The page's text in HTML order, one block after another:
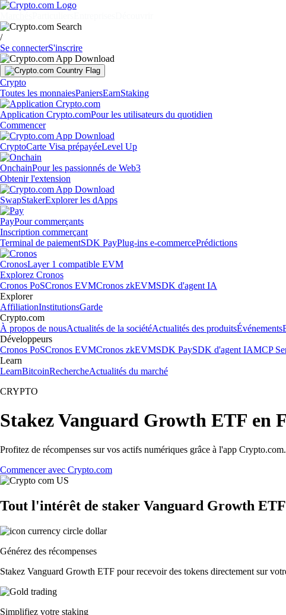
/
Se connecterS'inscrire
Crypto
Toutes les monnaiesPaniersEarnStaking
Application Crypto.comPour les utilisateurs du quotidien
Commencer
CryptoCarte Visa prépayéeLevel Up
OnchainPour les passionnés de Web3
Obtenir l'extension
SwapStakerExplorer les dApps
PayPour commerçants
Inscription commerçant
Terminal de paiementSDK PayPlug-ins e-commercePrédictions
CronosLayer 1 compatible EVM
Explorez Cronos
Cronos PoSCronos EVMCronos zkEVMSDK d'agent IA
Explorer
AffiliationInstitutionsGarde
Crypto.com
À propos de nousActualités de la sociétéActualités des produitsÉvénements
Développeurs
Cronos PoSCronos EVMCronos zkEVMSDK PaySDK d'agent IAMCP
Learn
LearnBitcoinRechercheActualités du marché
CRYPTO
Stakez Vanguard Growth ETF en
Profitez de récompenses sur vos actifs numériques grâce à l'app
Commencer avec Crypto.com
Tout l'intérêt de staker Vanguard Growth ETF
Générez des récompenses
Stakez Vanguard Growth ETF pour recevoir des tokens directement sur
Simplifiez votre staking